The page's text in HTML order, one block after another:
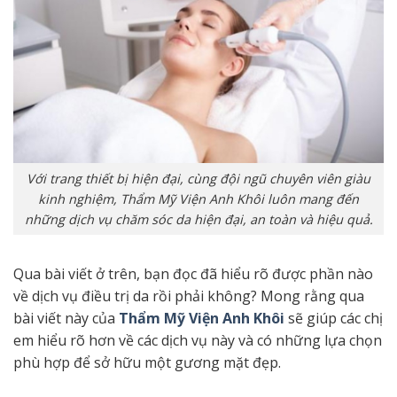
Với trang thiết bị hiện đại, cùng đội ngũ chuyên viên giàu
kinh nghiệm, Thẩm Mỹ Viện Anh Khôi luôn mang đến
những dịch vụ chăm sóc da hiện đại, an toàn và hiệu quả.
Qua bài viết ở trên, bạn đọc đã hiểu rõ được phần nào
về dịch vụ điều trị da rồi phải không? Mong rằng qua
bài viết này của Thẩm Mỹ Viện Anh Khôi sẽ giúp các chị
em hiểu rõ hơn về các dịch vụ này và có những lựa chọn
phù hợp để sở hữu một gương mặt đẹp.